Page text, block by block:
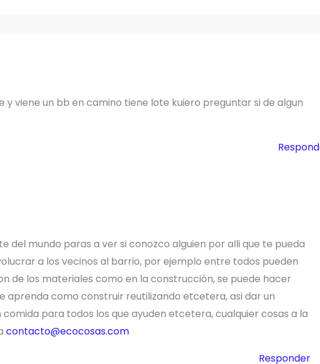
viene un bb en camino tiene lote kuiero preguntar si de algun
del mundo paras a ver si conozco alguien por alli que te pueda
a los vecinos al barrio, por ejemplo entre todos pueden
de los materiales como en la construcción, se puede hacer
aprenda como construir reutilizando etcetera, asi dar un
para todos los que ayuden etcetera, cualquier cosas a la
contacto@ecocosas.com
Responder